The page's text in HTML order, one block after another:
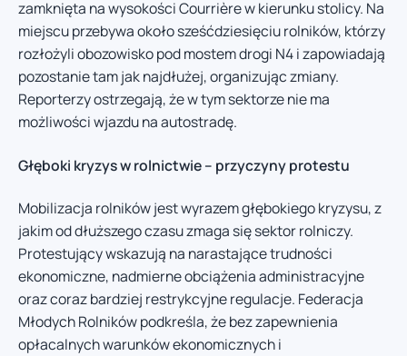
zamknięta na wysokości Courrière w kierunku stolicy. Na
miejscu przebywa około sześćdziesięciu rolników, którzy
rozłożyli obozowisko pod mostem drogi N4 i zapowiadają
pozostanie tam jak najdłużej, organizując zmiany.
Reporterzy ostrzegają, że w tym sektorze nie ma
możliwości wjazdu na autostradę.
Głęboki kryzys w rolnictwie – przyczyny protestu
Mobilizacja rolników jest wyrazem głębokiego kryzysu, z
jakim od dłuższego czasu zmaga się sektor rolniczy.
Protestujący wskazują na narastające trudności
ekonomiczne, nadmierne obciążenia administracyjne
oraz coraz bardziej restrykcyjne regulacje. Federacja
Młodych Rolników podkreśla, że bez zapewnienia
opłacalnych warunków ekonomicznych i